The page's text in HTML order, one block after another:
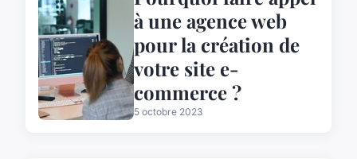
à une agence web
pour la création de
votre site e-
commerce ?
5 octobre 2023